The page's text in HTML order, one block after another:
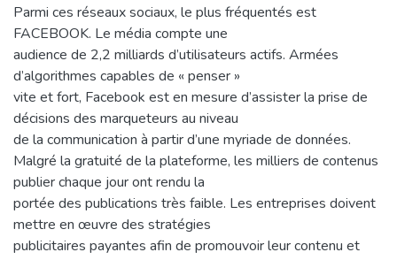
Parmi ces réseaux sociaux, le plus fréquentés est
FACEBOOK. Le média compte une
audience de 2,2 milliards d’utilisateurs actifs. Armées
d’algorithmes capables de « penser »
vite et fort, Facebook est en mesure d’assister la prise de
décisions des marqueteurs au niveau
de la communication à partir d’une myriade de données.
Malgré la gratuité de la plateforme, les milliers de contenus
publier chaque jour ont rendu la
portée des publications très faible. Les entreprises doivent
mettre en œuvre des stratégies
publicitaires payantes afin de promouvoir leur contenu et